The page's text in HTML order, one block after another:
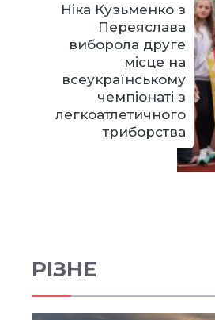
Ніка Кузьменко з
Переяслава
виборола друге
місце на
всеукраїнському
чемпіонаті з
легкоатлетичного
триборства
РІЗНЕ